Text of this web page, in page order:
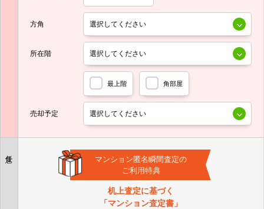
方角
所在階
最上階 角部屋
売却予定
マンション匿名瞬間査定の
ご利用特典
机上査定に基づく
「マンション査定書」